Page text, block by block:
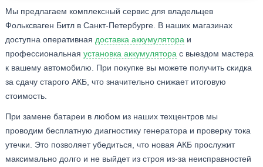
Мы предлагаем комплексный сервис для владельцев
Фольксваген Битл в Санкт-Петербурге. В наших магазинах
доступна оперативная доставка аккумулятора и
профессиональная установка аккумулятора с выездом мастера
к вашему автомобилю. При покупке вы можете получить скидка
за сдачу старого АКБ, что значительно снижает итоговую
стоимость.
При замене батареи в любом из наших техцентров мы
проводим бесплатную диагностику генератора и проверку тока
утечки. Это позволяет убедиться, что новая АКБ прослужит
максимально долго и не выйдет из строя из-за неисправностей